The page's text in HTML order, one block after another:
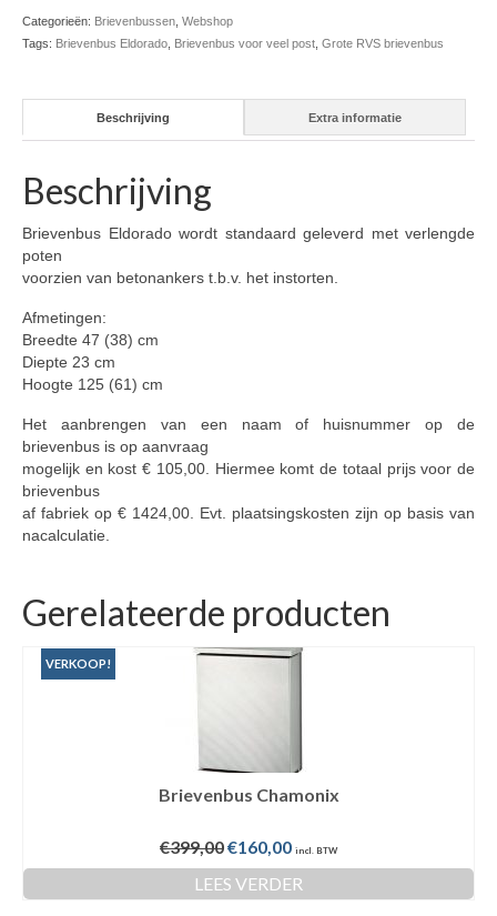
Categorieën: Brievenbussen Webshop
Tags: Brievenbus Eldorado Brievenbus voor veel post Grote RVS brievenbus
Beschrijving Extra informatie
Beschrijving
Brievenbus Eldorado wordt standaard geleverd met verlengde
poten
voorzien van betonankers t.b.v. het instorten.
Afmetingen:
Breedte 47 (38) cm
Diepte 23 cm
Hoogte 125 (61) cm
Het aanbrengen van een naam of huisnummer op de
brievenbus is op aanvraag
mogelijk en kost € 105,00. Hiermee komt de totaal prijs voor de
brievenbus
af fabriek op € 1424,00. Evt. plaatsingskosten zijn op basis van
nacalculatie.
Gerelateerde producten
VERKOOP!
Brievenbus Chamonix
€399,00Oorspronkelijke
prijs
was:
€160,00Huidige
prijs
is:
incl. BTW
LEES VERDER